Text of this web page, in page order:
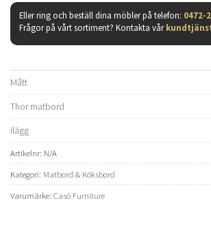
Eller ring och beställ dina möbler på telefon: 0472-
Frågor på vårt sortiment? Kontakta vår
Mått
Thor matbord
ilägg
Artikelnr: N/A
Kategori: Matbord & Köksbord
Varumärke: Casö Furniture